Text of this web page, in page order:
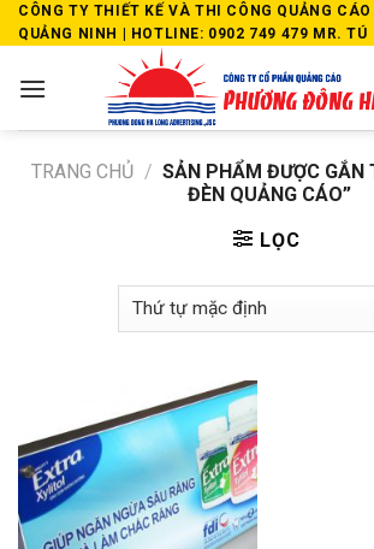
Skip
to
CÔNG TY THIẾT KẾ VÀ THI CÔNG QUẢNG
QUẢNG NINH | HOTLINE: 0902 749 479 MR. TÚ
TRANG CHỦ / SẢN PHẨM ĐƯỢC GẮN
ĐÈN QUẢNG CÁO”
LỌC